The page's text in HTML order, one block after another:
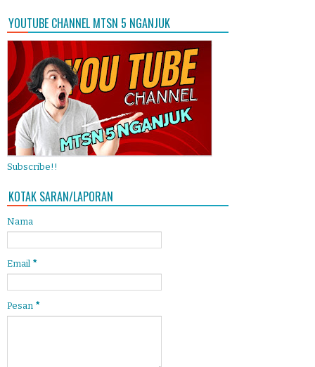
YOUTUBE CHANNEL MTSN 5 NGANJUK
Subscribe!!
KOTAK SARAN/LAPORAN
Nama
Email *
Pesan *